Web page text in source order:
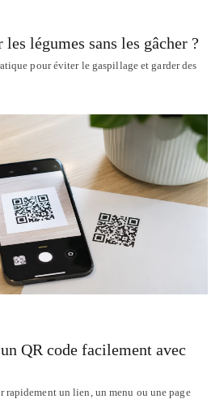
légumes sans les gâcher ?
pour éviter le gaspillage et garder des
QR code facilement avec
rapidement un lien, un menu ou une page